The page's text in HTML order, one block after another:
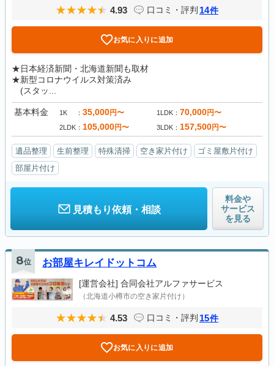
4.93 口コミ・評判 14件
お気に入りに追加
★日本経済新聞・北海道新聞も取材
★新型コロナウイルス対策済み
(スタッ...
基本料金 1K 35,000円〜 1LDK 70,000円〜
2LDK 105,000円〜 3LDK 157,500円〜
遺品整理 生前整理 特殊清掃 空き家片付け
ゴミ屋敷片付け
部屋片付け
見積もり依頼・相談
料金や
サービス
を見る
8位 お部屋キレイドットコム
[運営会社] 合同会社アルファサービス
（北海道小樽市の空き家片付け）
4.53 口コミ・評判 15件
お気に入りに追加